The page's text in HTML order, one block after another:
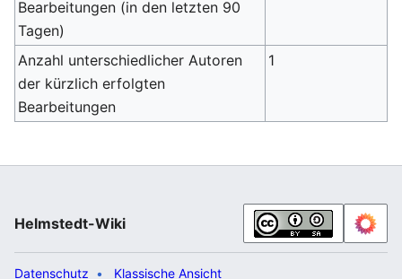
Bearbeitungen (in den letzten 90
Tagen)
Anzahl unterschiedlicher Autoren
der kürzlich erfolgten
Bearbeitungen
1
Helmstedt-Wiki
Datenschutz Klassische Ansicht